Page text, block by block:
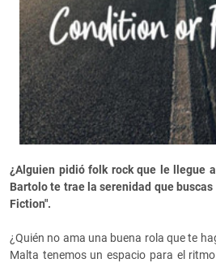
¿Alguien pidió folk rock que le llegue
Bartolo te trae la serenidad que
Fiction".
¿Quién no ama una buena rola que te
Malta tenemos un espacio para el